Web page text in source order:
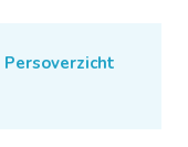
Persoverzicht